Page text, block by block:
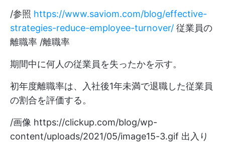
/参照 https://www.saviom.com/blog/effective-
strategies-reduce-employee-turnover/ 従業員の
離職率 /離職率
期間中に何人の従業員を失ったかを示す。
初年度離職率は、入社後1年未満で退職した従業員
の割合を評価する。
/画像 https://clickup.com/blog/wp-
content/uploads/2021/05/image15-3.gif 出入り